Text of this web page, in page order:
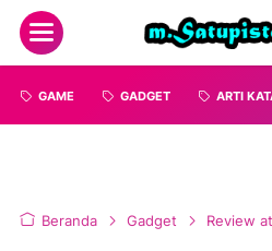
GAME GADGET ARTI
Beranda Gadget Review